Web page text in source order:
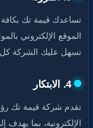
تساعدك قيمة تك
الموقع الإلكتروني
تسهل عليك الشركة
4. الابتكار
تقدم شركة قيمة تك
الإلكترونية، بما يهدف